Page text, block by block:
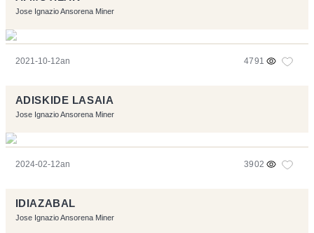
Jose Ignazio Ansorena Miner
2021-10-12an 4791
ADISKIDE LASAIA
Jose Ignazio Ansorena Miner
2024-02-12an 3902
IDIAZABAL
Jose Ignazio Ansorena Miner